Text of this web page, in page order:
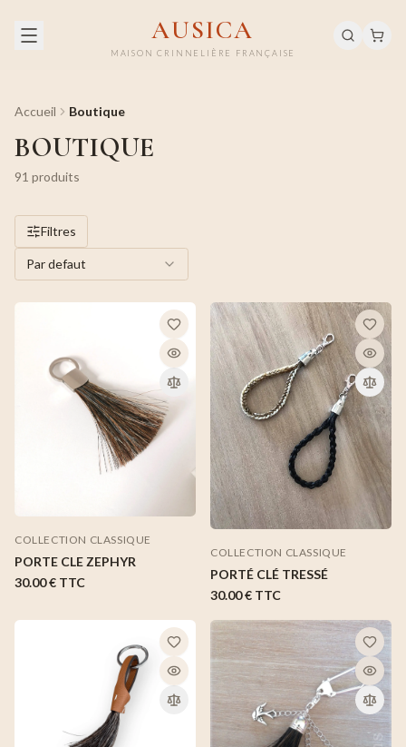
AUSICA
MAISON CRINNELIÈRE FRANÇAISE
Accueil Boutique
BOUTIQUE
91 produits
Filtres
Par defaut
COLLECTION CLASSIQUE
PORTE CLE ZEPHYR
30.00 € TTC
COLLECTION CLASSIQUE
PORTÉ CLÉ TRESSÉ
30.00 € TTC